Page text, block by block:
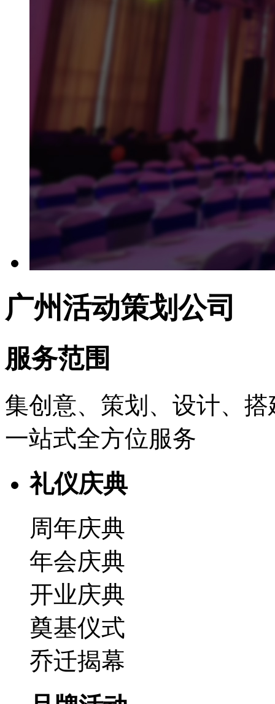
广州活动策划公司
服务范围
集创意、策划、设计、
一站式全方位服务
礼仪庆典
周年庆典
年会庆典
开业庆典
奠基仪式
乔迁揭幕